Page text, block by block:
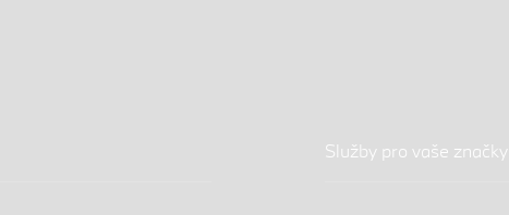
Služby pro vaše značky